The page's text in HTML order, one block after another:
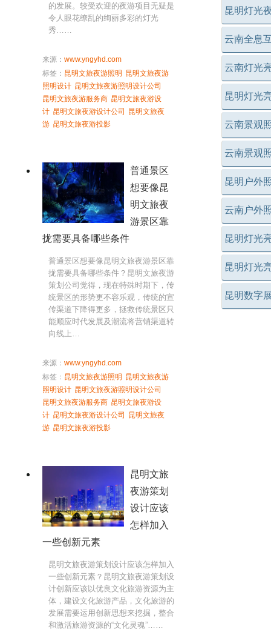
昆明灯光
云南全息
云南灯光
昆明灯光
云南景观
云南景观
昆明户外
云南户外
昆明灯光
昆明灯光
昆明数字
的发展。较受欢迎的夜游项目无疑是
令人眼花缭乱的绚丽多彩的灯光
秀……
来源： www.yngyhd.com
标签： 昆明文旅夜游照明 昆明文旅夜游
照明设计 昆明文旅夜游照明设计公司
昆明文旅夜游服务商 昆明文旅夜游设
计 昆明文旅夜游设计公司 昆明文旅夜
游 昆明文旅夜游投影
普通景区
想要像昆
明文旅夜
游景区靠
拢需要具备哪些条件
普通景区想要像昆明文旅夜游景区靠
拢需要具备哪些条件？昆明文旅夜游
策划公司觉得，现在特殊时期下，传
统景区的形势更不容乐观，传统的宣
传渠道下降得更多，拯救传统景区只
能顺应时代发展及潮流将营销渠道转
向线上…
来源： www.yngyhd.com
标签： 昆明文旅夜游照明 昆明文旅夜游
照明设计 昆明文旅夜游照明设计公司
昆明文旅夜游服务商 昆明文旅夜游设
计 昆明文旅夜游设计公司 昆明文旅夜
游 昆明文旅夜游投影
昆明文旅
夜游策划
设计应该
怎样加入
一些创新元素
昆明文旅夜游策划设计应该怎样加入
一些创新元素？昆明文旅夜游策划设
计创新应该以优良文化旅游资源为主
体，建设文化旅游产品，文化旅游的
发展需要运用创新思想来挖掘，整合
和激活旅游资源的“文化灵魂”……